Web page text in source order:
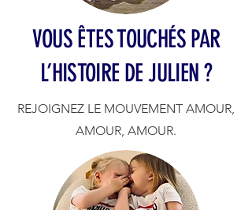
VOUS ÊTES TOUCHÉS PAR
L’HISTOIRE DE JULIEN ?
REJOIGNEZ LE MOUVEMENT AMOUR,
AMOUR, AMOUR.